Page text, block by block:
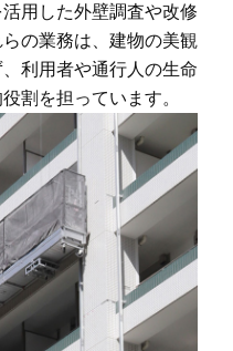
用した外壁調査や改修
の業務は、建物の美観
利用者や通行人の生命
割を担っています。